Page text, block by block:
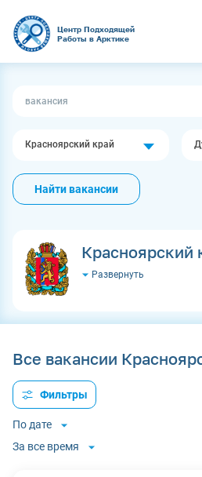
Центр Подходящей
Работы в Арктике
Красноярский край
Найти вакансии
Красноярский
Развернуть
Все вакансии
Фильтры
По дате
За все время